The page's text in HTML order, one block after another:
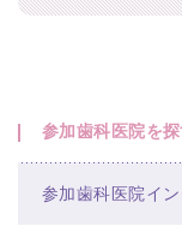
参加歯科医院を
参加歯科医院イ